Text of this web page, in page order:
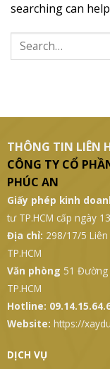
searching can
THÔNG TIN LIÊN
CÔNG TY CỔ
PHÚC AN
Giấy phép kinh
tư TP.HCM cấp ngày
Địa chỉ: 298/17/5
TP.HCM
Văn phòng 51 Đường
TP.HCM
Hotline:
Website: https://
DỊCH VỤ